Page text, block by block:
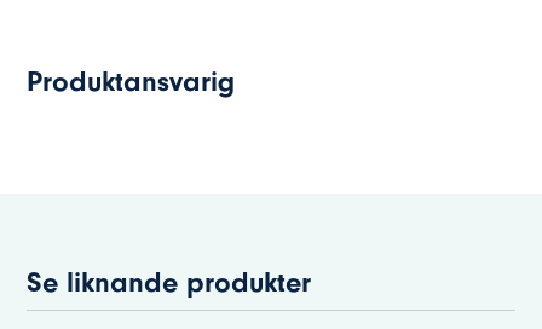
Produktansvarig
Se liknande produkter